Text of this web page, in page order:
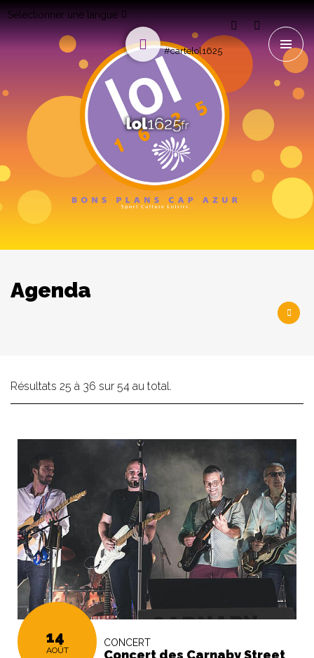
Sélectionner une langue
#cartelol1625
Agenda
Résultats 25 à 36 sur 54 au total.
14
AOÛT
CONCERT
Concert des Carnaby Street